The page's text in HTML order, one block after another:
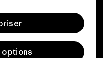
options